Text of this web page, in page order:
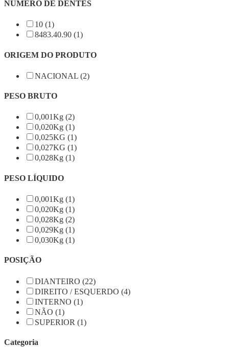
NÚMERO DE DENTES
10 (1)
8483.40.90 (1)
ORIGEM DO PRODUTO
NACIONAL (2)
PESO BRUTO
0,001Kg (2)
0,020Kg (1)
0,025KG (1)
0,027KG (1)
0,028Kg (1)
PESO LÍQUIDO
0,001Kg (1)
0,020Kg (1)
0,028Kg (2)
0,029Kg (1)
0,030Kg (1)
POSIÇÃO
DIANTEIRO (22)
DIREITO / ESQUERDO (4)
INTERNO (1)
NÃO (1)
SUPERIOR (1)
Categoria